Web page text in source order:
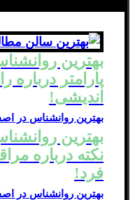
پارامتر
اندیشی!
بهترین روانشناس در
نکته درباره
فرد!
بهترین روانشناس در